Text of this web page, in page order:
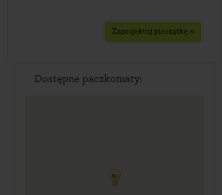
Zaprojektuj pieczątkę »
Dostępne paczkomaty: